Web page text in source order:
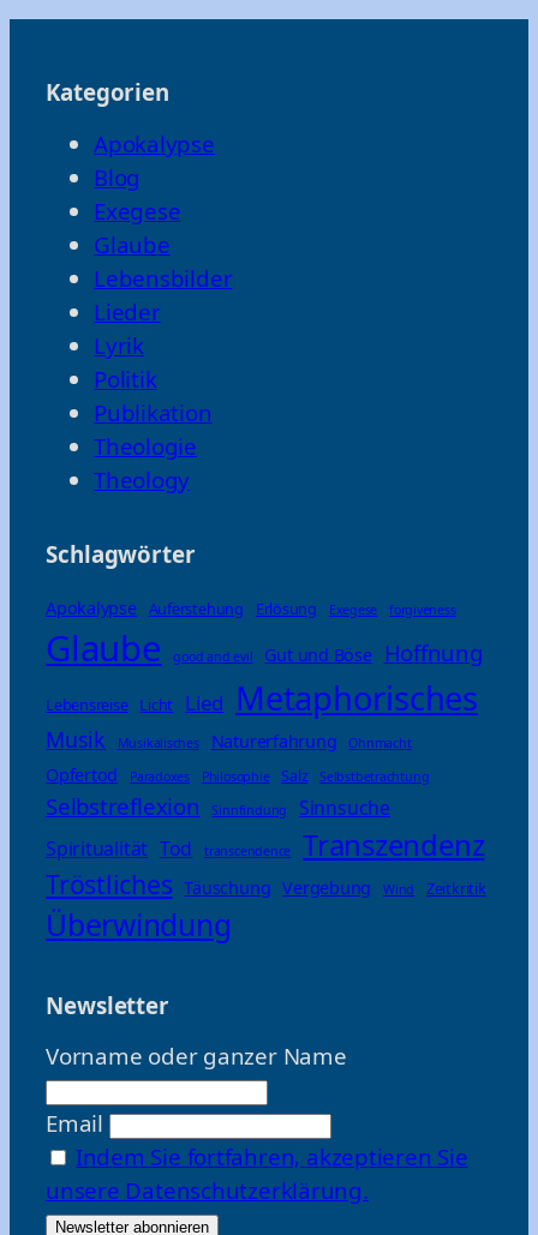
Kategorien
Apokalypse
Blog
Exegese
Glaube
Lebensbilder
Lieder
Lyrik
Politik
Publikation
Theologie
Theology
Schlagwörter
Apokalypse Auferstehung Erlösung Exegese forgiveness
Glaube good and evil Gut und Böse Hoffnung
Lebensreise Licht Lied Metaphorisches
Musik Musikalisches Naturerfahrung Ohnmacht
Opfertod Paradoxes Philosophie Salz Selbstbetrachtung
Selbstreflexion Sinnfindung
Sinnsuche
Spiritualität Tod transcendence Transzendenz
Tröstliches Täuschung Vergebung Wind Zeitkritik
Überwindung
Newsletter
Vorname oder ganzer Name
Email
Indem Sie fortfahren, akzeptieren Sie
unsere Datenschutzerklärung.